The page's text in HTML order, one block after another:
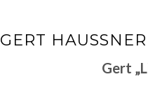
GERT HAUSSNER
Gert